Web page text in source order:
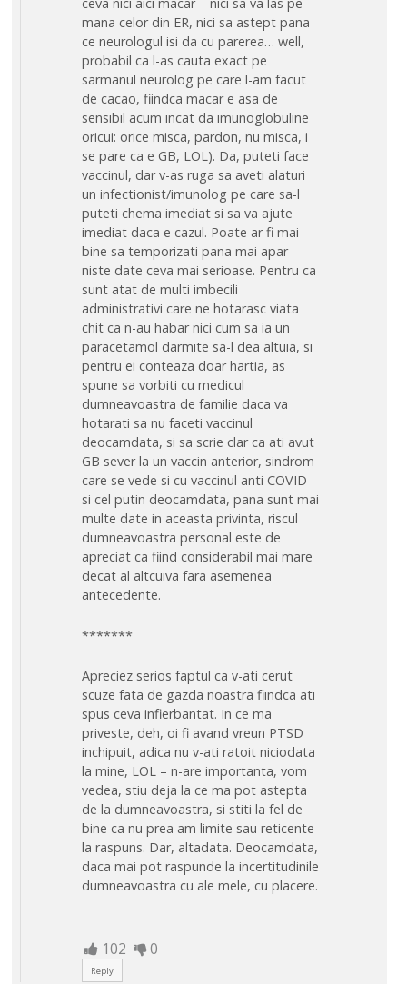
mana celor din ER, nici sa astept pana
ce neurologul isi da cu parerea… well,
probabil ca l-as cauta exact pe
sarmanul neurolog pe care l-am facut
de cacao, fiindca macar e asa de
sensibil acum incat da imunoglobuline
oricui: orice misca, pardon, nu misca, i
se pare ca e GB, LOL). Da, puteti face
vaccinul, dar v-as ruga sa aveti alaturi
un infectionist/imunolog pe care sa-l
puteti chema imediat si sa va ajute
imediat daca e cazul. Poate ar fi mai
bine sa temporizati pana mai apar
niste date ceva mai serioase. Pentru ca
sunt atat de multi imbecili
administrativi care ne hotarasc viata
chit ca n-au habar nici cum sa ia un
paracetamol darmite sa-l dea altuia, si
pentru ei conteaza doar hartia, as
spune sa vorbiti cu medicul
dumneavoastra de familie daca va
hotarati sa nu faceti vaccinul
deocamdata, si sa scrie clar ca ati avut
GB sever la un vaccin anterior, sindrom
care se vede si cu vaccinul anti COVID
si cel putin deocamdata, pana sunt mai
multe date in aceasta privinta, riscul
dumneavoastra personal este de
apreciat ca fiind considerabil mai mare
decat al altcuiva fara asemenea
antecedente.
*******
Apreciez serios faptul ca v-ati cerut
scuze fata de gazda noastra fiindca ati
spus ceva infierbantat. In ce ma
priveste, deh, oi fi avand vreun PTSD
inchipuit, adica nu v-ati ratoit niciodata
la mine, LOL – n-are importanta, vom
vedea, stiu deja la ce ma pot astepta
de la dumneavoastra, si stiti la fel de
bine ca nu prea am limite sau reticente
la raspuns. Dar, altadata. Deocamdata,
daca mai pot raspunde la incertitudinile
dumneavoastra cu ale mele, cu placere.
102 0
Reply